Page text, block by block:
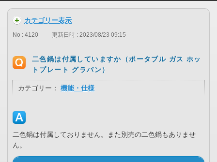
カテゴリー表示
No : 4120 更新日時 : 2023/08/23 09:15
二色鍋は付属していますか（ポータブル ガス ホッ
トプレート グラパン）
カテゴリー： 機能・仕様
二色鍋は付属しておりません。また別売の二色鍋もありませ
ん。